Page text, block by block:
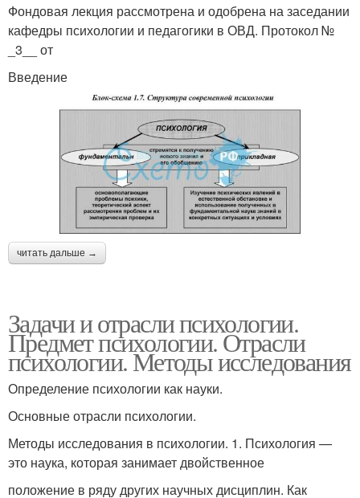
Фондовая лекция рассмотрена и одобрена на заседании
кафедры психологии и педагогики в ОВД. Протокол №
_3__ от
Введение
читать дальше →
Задачи и отрасли психологии.
Предмет психологии. Отрасли
психологии. Методы исследования
Определение психологии как науки.
Основные отрасли психологии.
Методы исследования в психологии. 1. Психология —
это наука, которая занимает двойственное
положение в ряду других научных дисциплин. Как